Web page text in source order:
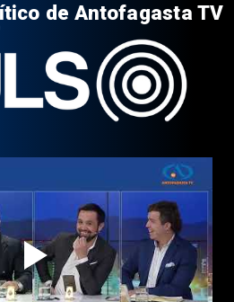
de Antofagasta TV